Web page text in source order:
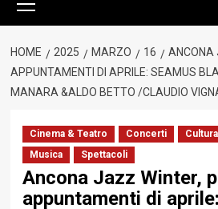
principale
HOME 2025 MARZO 16
ANCONA
APPUNTAMENTI DI APRILE: SEAMUS
MANARA &ALDO BETTO /CLAUDIO
Cinema & Teatro Concerti Cultura
Musica
Spettacoli
Ancona Jazz Winter,
appuntamenti di